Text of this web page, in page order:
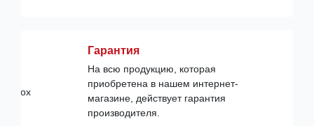
Гарантия
На всю продукцию, которая
приобретена в нашем интернет-
магазине, действует гарантия
производителя.